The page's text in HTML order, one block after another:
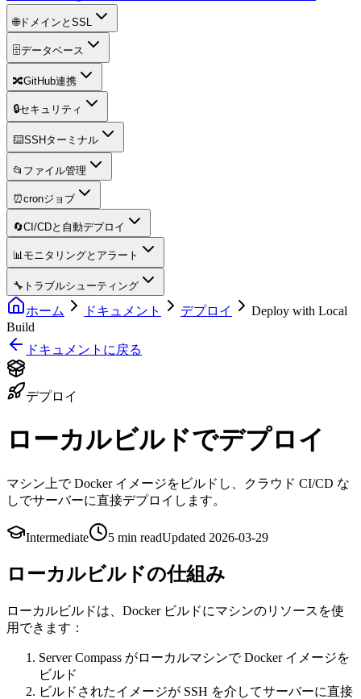
🌐ドメインとSSL
🗄️データベース
🔀GitHub連携
🔒セキュリティ
⌨️SSHターミナル
📂 ファイル管理
⏰cronジョブ
🔄CI/CDと自動デプロイ
📊モニタリングとアラート
🔧 トラブルシューティング
ホーム ドキュメント デプロイ
Deploy with Local
Build
ドキュメントに戻る
デプロイ
ローカルビルドでデプロイ
マシン上で Docker イメージをビルドし、クラウド CI/CD な
しでサーバーに直接デプロイします。
Intermediate 5 min readUpdated 2026-03-29
ローカルビルドの仕組み
ローカルビルドは、Docker ビルドにマシンのリソースを使
用できます：
Server Compass がローカルマシンで Docker イメージを
ビルド
ビルドされたイメージが SSH を介してサーバーに直接